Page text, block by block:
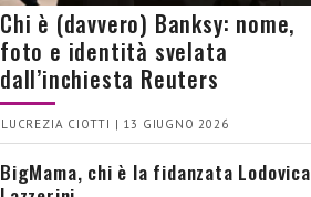
Chi è (davvero) Banksy: nome,
foto e identità svelata
dall’inchiesta Reuters
LUCREZIA CIOTTI | 13 GIUGNO 2026
BigMama, chi è la fidanzata Lodovica